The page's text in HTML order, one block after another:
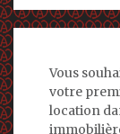
Vous
votre
location